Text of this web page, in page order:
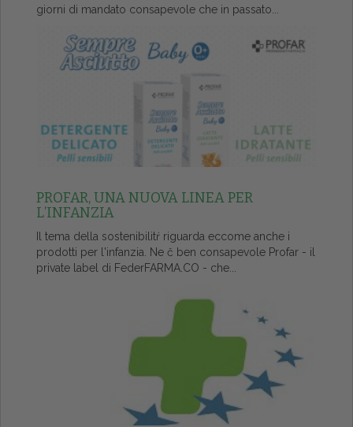
giorni di mandato consapevole che in passato...
PROFAR, UNA NUOVA LINEA PER
L’INFANZIA
Il tema della sostenibilitŕ riguarda eccome anche i
prodotti per l'infanzia. Ne č ben consapevole Profar - il
private label di FederFARMA.CO - che...